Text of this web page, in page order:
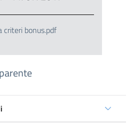
criteri bonus.pdf